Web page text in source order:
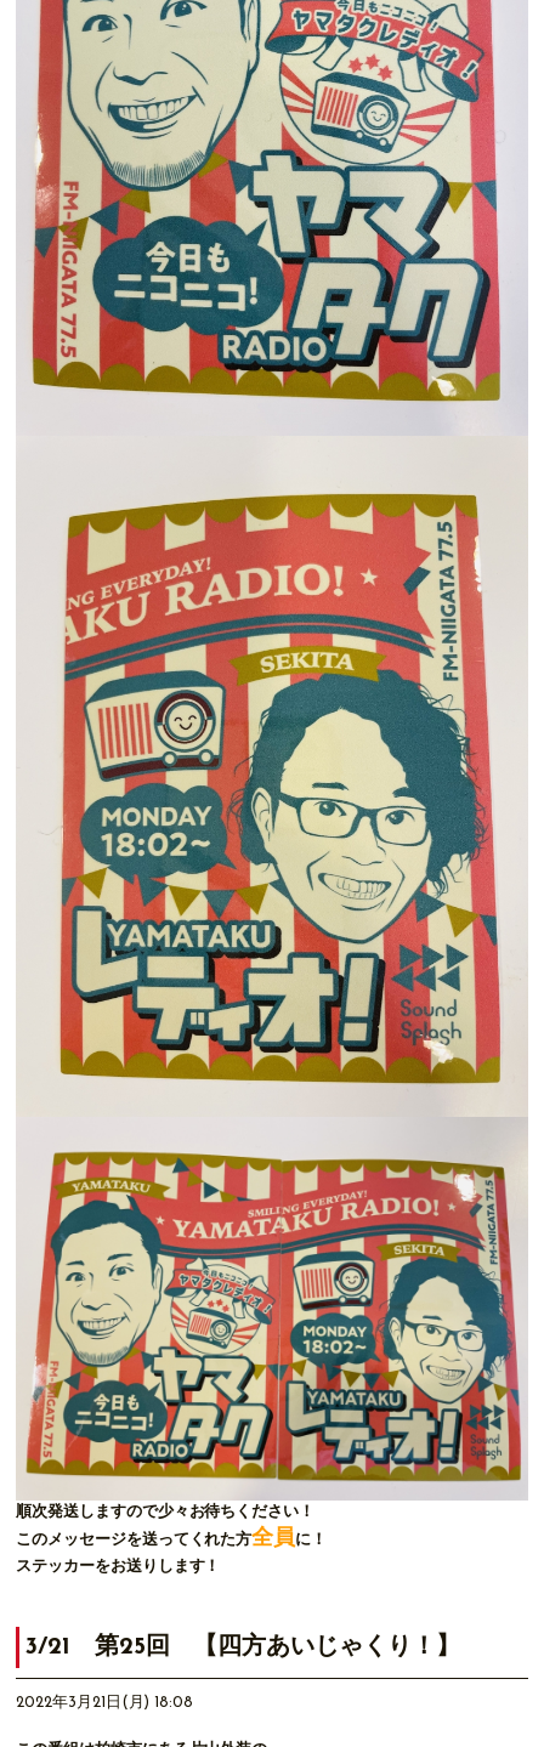
順次発送しますので少々お待ちください！
このメッセージを送ってくれた方全員に！
ステッカーをお送りします！
3/21 第25回 【四方あいじゃくり！】
2022年3月21日(月) 18:08